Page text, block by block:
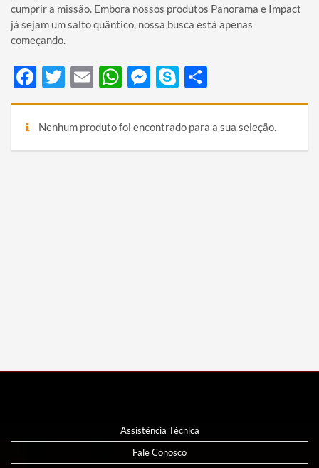
cumprir a missão. Embora nossos produtos Panorama e Impact
já sejam um salto quântico, nossa busca está apenas
começando.
Facebook
Twitter
EmailWhatsApp
Messenger
Skype
Nenhum produto foi encontrado para a sua seleção.
Assistência Técnica
Fale Conosco